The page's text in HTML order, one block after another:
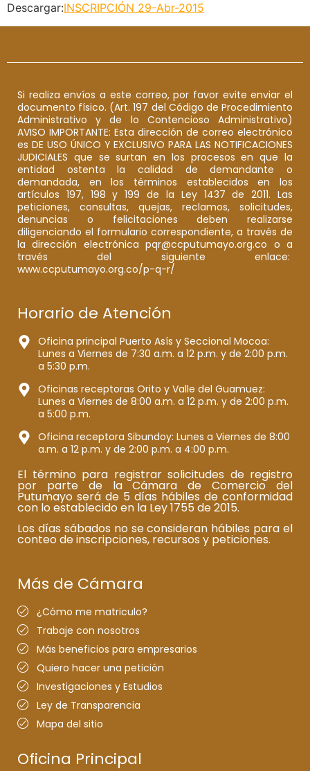
Descargar:INSCRIPCIÓN 29-Abr-2015
Si realiza envíos a este correo, por favor evite enviar el
documento físico. (Art. 197 del Código de Procedimiento
Administrativo y de lo Contencioso Administrativo)
AVISO IMPORTANTE: Esta dirección de correo electrónico
es DE USO ÚNICO Y EXCLUSIVO PARA LAS NOTIFICACIONES
JUDICIALES que se surtan en los procesos en que la
entidad ostenta la calidad de demandante o
demandada, en los términos establecidos en los
artículos 197, 198 y 199 de la Ley 1437 de 2011. Las
peticiones, consultas, quejas, reclamos, solicitudes,
denuncias o felicitaciones deben realizarse
diligenciando el formulario correspondiente, a través de
la dirección electrónica pqr@ccputumayo.org.co o a
través del siguiente enlace:
www.ccputumayo.org.co/p-q-r/
Horario de Atención
Oficina principal Puerto Asís y Seccional Mocoa:
Lunes a Viernes de 7:30 a.m. a 12 p.m. y de 2:00 p.m.
a 5:30 p.m.
Oficinas receptoras Orito y Valle del Guamuez:
Lunes a Viernes de 8:00 a.m. a 12 p.m. y de 2:00 p.m.
a 5:00 p.m.
Oficina receptora Sibundoy: Lunes a Viernes de 8:00
a.m. a 12 p.m. y de 2:00 p.m. a 4:00 p.m.
El término para registrar solicitudes de registro
por parte de la Cámara de Comercio del
Putumayo será de 5 días hábiles de conformidad
con lo establecido en la Ley 1755 de 2015.
Los días sábados no se consideran hábiles para el
conteo de inscripciones, recursos y peticiones.
Más de Cámara
¿Cómo me matriculo?
Trabaje con nosotros
Más beneficios para empresarios
Quiero hacer una petición
Investigaciones y Estudios
Ley de Transparencia
Mapa del sitio
Oficina Principal